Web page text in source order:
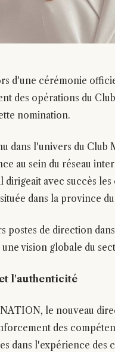
d'une cérémonie
des opérations du
nomination.
dans l'univers du Club
au sein du réseau
avec succès
dans la province
de direction
vision globale du
l'authenticité
le nouveau
des
dans l'expérience des